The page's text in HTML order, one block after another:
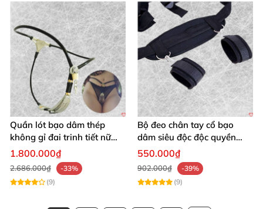
Quần lót bạo dâm thép
không gỉ đai trinh tiết nữ
sexy kích thích
1.800.000₫
2.686.000₫
-33%
(9)
Bộ đeo chân tay cổ bạo
dâm siêu độc độc quyền
thoả mãn
550.000₫
902.000₫
-39%
(9)